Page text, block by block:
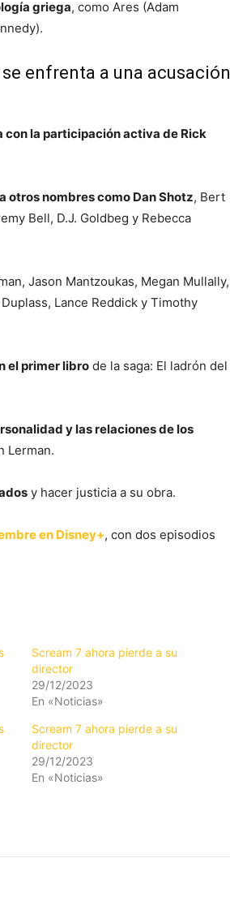
griega, como Ares (Adam
enfrenta a una acusación
con la participación activa de Rick
otros nombres como Dan Shotz, Bert
Bell, D.J. Goldbeg y Rebecca
Jason Mantzoukas, Megan Mullally,
Lance Reddick y Timothy
el primer libro de la saga: El ladrón del
y las relaciones de los
Lerman.
y hacer justicia a su obra.
en Disney+, con dos episodios
Scream 7 ahora pierde a su
director
29/12/2023
En «Noticias»
Scream 7 ahora pierde a su
director
29/12/2023
En «Noticias»